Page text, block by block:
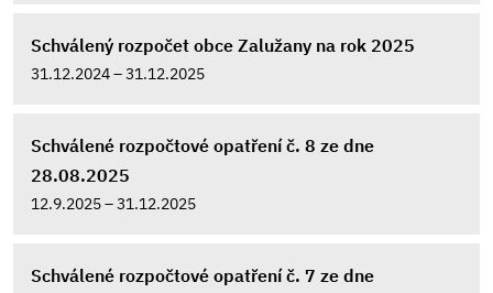
Schválený rozpočet obce Zalužany na rok 2025
31.12.2024 – 31.12.2025
Schválené rozpočtové opatření č. 8 ze dne
28.08.2025
12.9.2025 – 31.12.2025
Schválené rozpočtové opatření č. 7 ze dne